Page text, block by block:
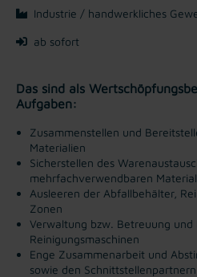
Industrie / handwerkliches
ab sofort
Das sind als
Aufgaben:
Zusammenstellen und
Materialien
Sicherstellen des
mehrfachverwendbaren
Ausleeren der Abfallbehälter,
Zonen
Verwaltung bzw. Betreuung und
Reinigungsmaschinen
Enge Zusammenarbeit und
sowie den Schnittstellenpartnern